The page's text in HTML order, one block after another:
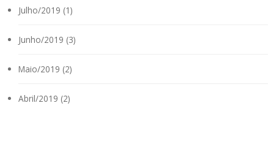
Julho/2019 (1)
Junho/2019 (3)
Maio/2019 (2)
Abril/2019 (2)